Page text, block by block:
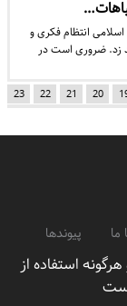
انتظام فکری و
زد. ضروری است در
20
21
22
23
ما پیوندها
استفاده از